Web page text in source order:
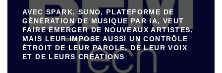
AVEC SPARK, SUNO, PLATEFORME DE
GÉNÉRATION DE MUSIQUE PAR IA, VEUT
FAIRE ÉMERGER DE NOUVEAUX ARTISTES,
MAIS LEUR IMPOSE AUSSI UN CONTRÔLE
ÉTROIT DE LEUR PAROLE, DE LEUR VOIX
ET DE LEURS CRÉATIONS